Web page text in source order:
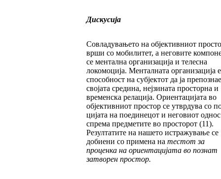
Дискусија
Совладувањето на објективниот
вр­ши со мобилитет, а неговите
се мен­­тална организација и телесна
локомоција. Менталната организација е
способност на суб­јек­тот да ја препознае
својата средина, неј­зи­на­та просторна и
временска релација. Ориен­та­ци­ја­та во
објективниот простор се утврдува со
цијата на поединецот и неговиот однос
спре­ма предметите во просторот (11).
Резултатите на нашето истражување се
добиени со примена на тестот за
проценка на ориентацијата во познат
затворен простор.